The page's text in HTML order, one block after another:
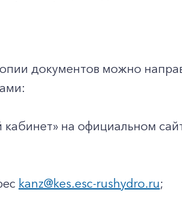
документов можно
кабинет» на официальном
kanz@kes.esc-rushydro.ru;